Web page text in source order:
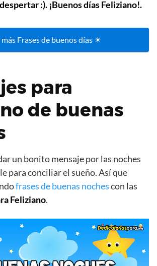
:). ¡Buenos días Feliziano!.
Frases de buenos días ☀
para
de buenas
un bonito mensaje por las noches
para conciliar el sueño. Así que
frases de buenas nochescon las
Feliziano.